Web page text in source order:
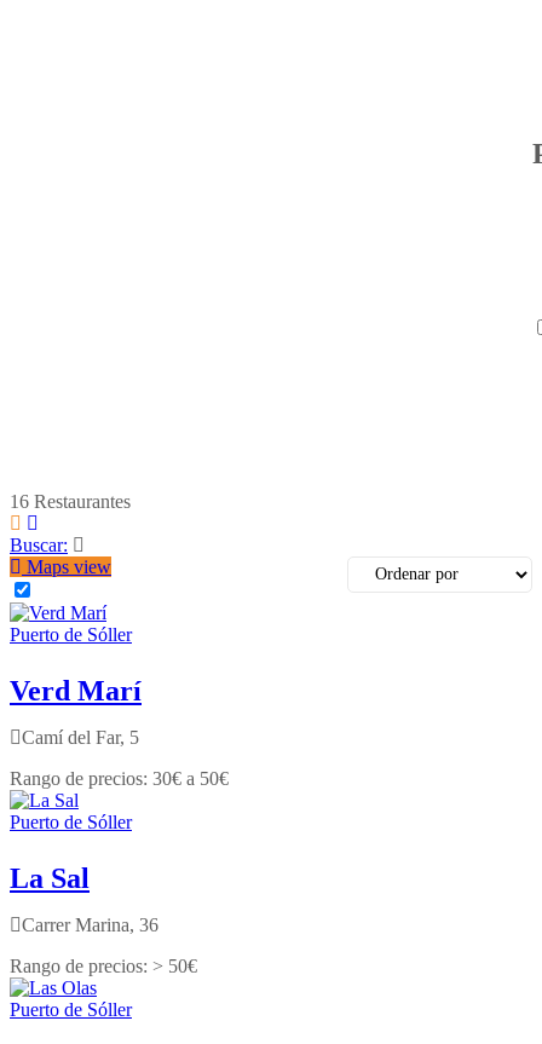
16 Restaurantes
Buscar:
Maps view
Puerto de Sóller
Verd Marí
Camí del Far, 5
30€ a 50€
Puerto de Sóller
La Sal
Carrer Marina, 36
> 50€
Puerto de Sóller